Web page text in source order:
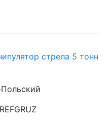
стрела 5 тонн